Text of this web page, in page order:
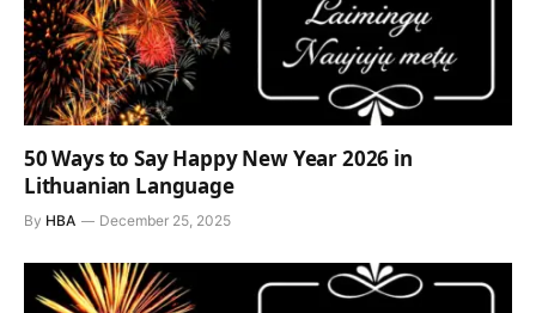
50 Ways to Say Happy New Year 2026 in
Lithuanian Language
By HBA December 25, 2025